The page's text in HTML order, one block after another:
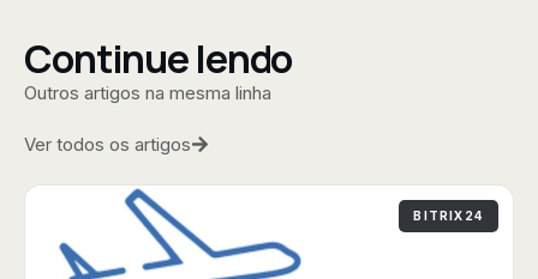
Continue lendo
Outros artigos na mesma linha
Ver todos os artigos
BITRIX24